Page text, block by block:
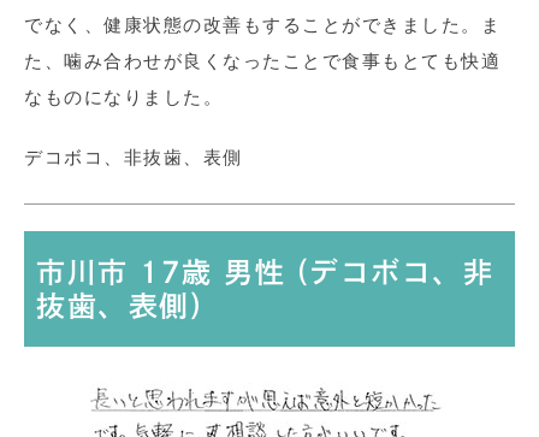
でなく、健康状態の改善もすることができました。ま
た、噛み合わせが良くなったことで食事もとても快適
なものになりました。
デコボコ、非抜歯、表側
市川市 17歳 男性 (デコボコ、非
抜歯、表側)